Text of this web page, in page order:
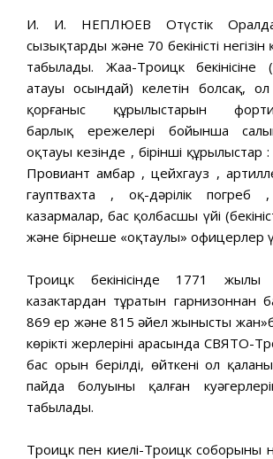
И. И. НЕПЛЮЕВ Оңтүстік
сызықтардың және 70 бекіністің
табылады. Жаңа-Троицк бекінісіне
атауы осындай) келетін болсақ, ол
қорғаныс құрылыстарын
барлық ережелері бойынша
оқтауы кезінде , бірінші құрылыстар :
Провиант амбар , цейхгауз ,
гауптвахта , оқ-дәрілік погреб
казармалар, бас қолбасшы үйі
және бірнеше «оқтаулы» офицерлер
Троицк бекінісінде 1771
казактардан тұратын гарнизоннан
869 ер және 815 әйел жынысты
көрікті жерлерінің арасында СВЯТО-
бас орын берілді, өйткені ол
пайда болуының қалған
табылады.
Троицк пен киелі-Троицк соборының